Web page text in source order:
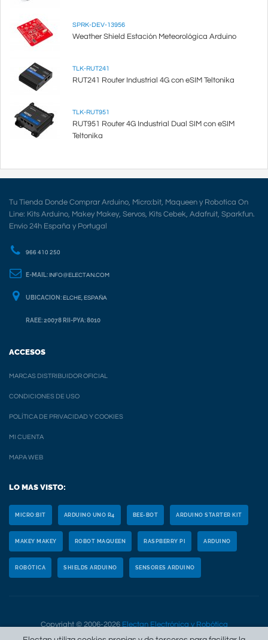
SPRK-DEV-13956
Weather Shield Estación Meteorológica Arduino
TLK-RUT241
RUT241 Router Industrial 4G con eSIM Teltonika
TLK-RUT951
RUT951 Router 4G Industrial Dual SIM con eSIM
Teltonika
Tu Tienda Donde Comprar Arduino, Micro:bit, Maqueen y Robotica On
Line: Kits Arduino, Makey Makey, Servos, Kits Cebek, Adafruit, Sparkfun.
Envio 24h España y Portugal
966 410 250
E-MAIL: INFO@ELECTAN.COM
UBICACION: ELCHE, ESPAÑA
RAEE: 20078 RII-PYA: 8010
ACCESOS
MARCAS DISTRIBUIDOR OFICIAL
CONDICIONES DE USO
POLÍTICA DE PRIVACIDAD Y COOKIES
MI CUENTA
MAPA WEB
LO MAS VISTO:
MICRO:BIT ARDUINO UNO R4 BEE-BOT ARDUINO STARTER KIT
MAKEY MAKEY ROBOT MAQUEEN RASPBERRY PI ARDUINO
ROBÓTICA SHIELDS ARDUINO SENSORES ARDUINO
Copyright © 2006-2026 Electan Electrónica y Robótica